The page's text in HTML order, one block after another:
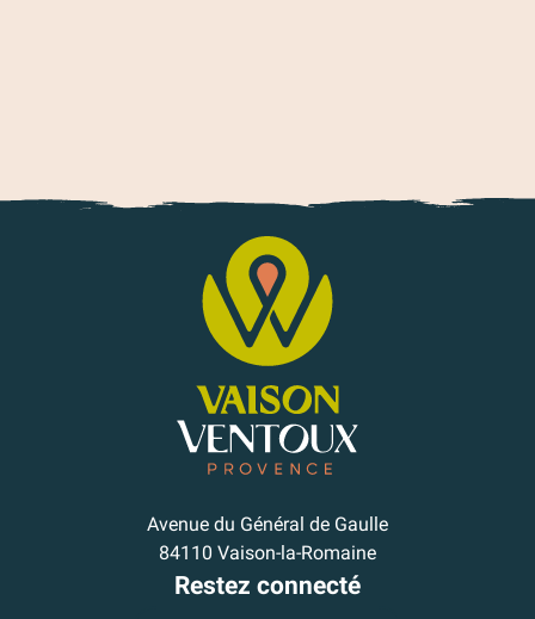
Avenue du Général de Gaulle
84110 Vaison-la-Romaine
Restez connecté